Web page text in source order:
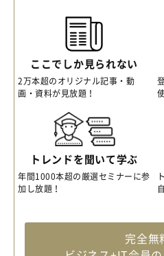
ここでしか見られない
2万本超のオリジナル記事・動
画・資料が見放題！
トレンドを聞いて学ぶ
年間1000本超の厳選セミナーに参
加し放題！
完全